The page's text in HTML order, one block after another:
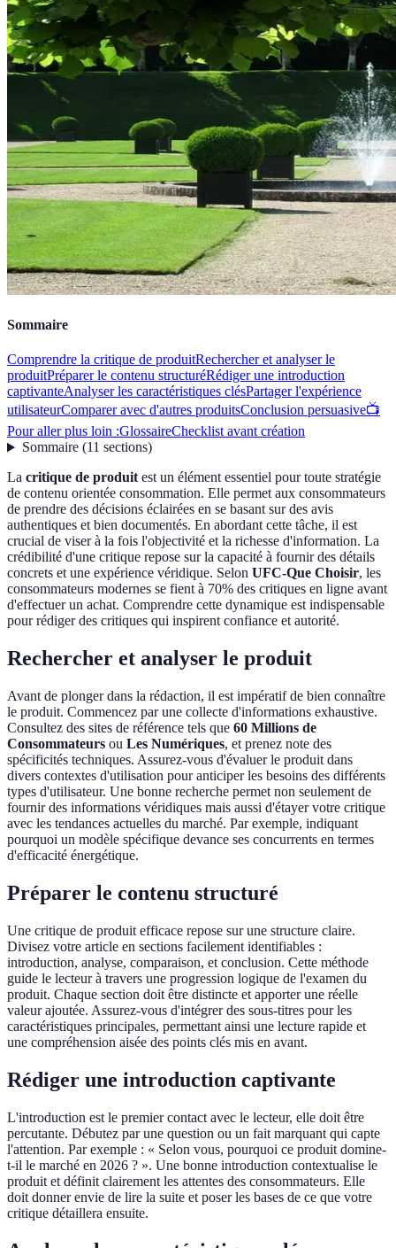
Sommaire
Comprendre la critique de produitRechercher et analyser le
produitPréparer le contenu structuréRédiger une introduction
captivanteAnalyser les caractéristiques clésPartager l'expérience
utilisateurComparer avec d'autres produitsConclusion persuasive📺
Pour aller plus loin :GlossaireChecklist avant création
Sommaire(11 sections)
La critique de produitest un élément essentiel pour toute stratégie
de contenu orientée consommation. Elle permet aux consommateurs
de prendre des décisions éclairées en se basant sur des avis
authentiques et bien documentés. En abordant cette tâche, il est
crucial de viser à la fois l'objectivité et la richesse d'information. La
crédibilité d'une critique repose sur la capacité à fournir des détails
concrets et une expérience véridique. Selon UFC-Que Choisir, les
consommateurs modernes se fient à 70% des critiques en ligne avant
d'effectuer un achat. Comprendre cette dynamique est indispensable
pour rédiger des critiques qui inspirent confiance et autorité.
Rechercher et analyser le produit
Avant de plonger dans la rédaction, il est impératif de bien connaître
le produit. Commencez par une collecte d'informations exhaustive.
Consultez des sites de référence tels que 60 Millions de
Consommateurs ou Les Numériques, et prenez note des
spécificités techniques. Assurez-vous d'évaluer le produit dans
divers contextes d'utilisation pour anticiper les besoins des différents
types d'utilisateur. Une bonne recherche permet non seulement de
fournir des informations véridiques mais aussi d'étayer votre critique
avec les tendances actuelles du marché. Par exemple, indiquant
pourquoi un modèle spécifique devance ses concurrents en termes
d'efficacité énergétique.
Préparer le contenu structuré
Une critique de produit efficace repose sur une structure claire.
Divisez votre article en sections facilement identifiables :
introduction, analyse, comparaison, et conclusion. Cette méthode
guide le lecteur à travers une progression logique de l'examen du
produit. Chaque section doit être distincte et apporter une réelle
valeur ajoutée. Assurez-vous d'intégrer des sous-titres pour les
caractéristiques principales, permettant ainsi une lecture rapide et
une compréhension aisée des points clés mis en avant.
Rédiger une introduction captivante
L'introduction est le premier contact avec le lecteur, elle doit être
percutante. Débutez par une question ou un fait marquant qui capte
l'attention. Par exemple : « Selon vous, pourquoi ce produit domine-
t-il le marché en 2026 ? ». Une bonne introduction contextualise le
produit et définit clairement les attentes des consommateurs. Elle
doit donner envie de lire la suite et poser les bases de ce que votre
critique détaillera ensuite.